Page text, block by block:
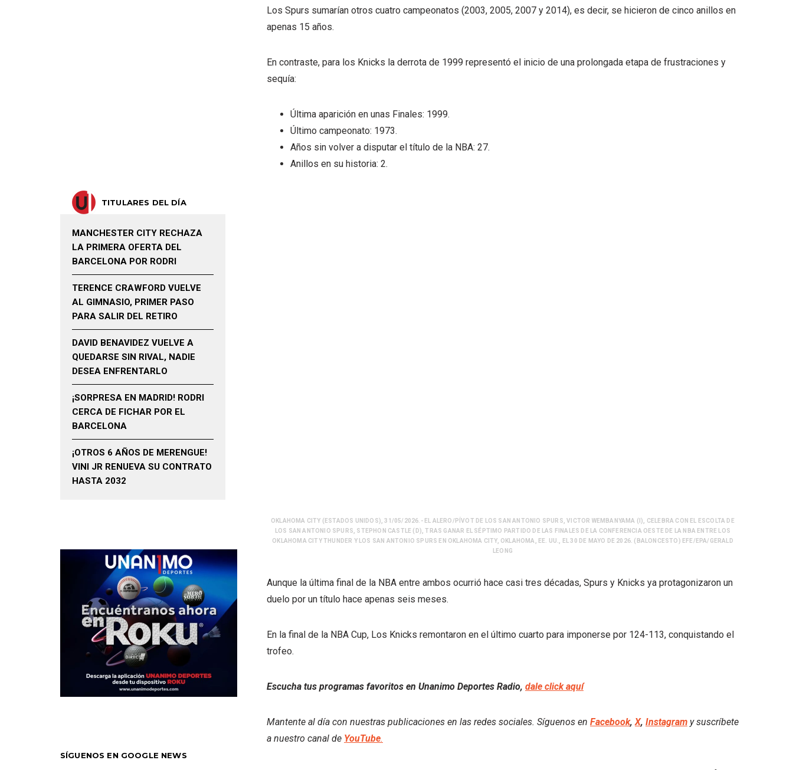
Los Spurs sumarían otros cuatro campeonatos (2003, 2005, 2007 y 2014), es decir, se hicieron de cinco anillos en
apenas 15 años.
En contraste, para los Knicks la derrota de 1999 representó el inicio de una prolongada etapa de frustraciones y
sequía:
Última aparición en unas Finales: 1999.
Último campeonato: 1973.
Años sin volver a disputar el título de la NBA: 27.
Anillos en su historia: 2.
OKLAHOMA CITY (ESTADOS UNIDOS), 31/05/2026.- EL ALERO/PÍVOT DE LOS SAN ANTONIO SPURS, VICTOR WEMBANYAMA (I), CELEBRA CON EL ESCOLTA DE
LOS SAN ANTONIO SPURS, STEPHON CASTLE (D), TRAS GANAR EL SÉPTIMO PARTIDO DE LAS FINALES DE LA CONFERENCIA OESTE DE LA NBA ENTRE LOS
OKLAHOMA CITY THUNDER Y LOS SAN ANTONIO SPURS EN OKLAHOMA CITY, OKLAHOMA, EE. UU., EL 30 DE MAYO DE 2026. (BALONCESTO) EFE/EPA/GERALD
LEONG
Aunque la última final de la NBA entre ambos ocurrió hace casi tres décadas, Spurs y Knicks ya protagonizaron un
duelo por un título hace apenas seis meses.
En la final de la NBA Cup, Los Knicks remontaron en el último cuarto para imponerse por 124-113, conquistando el
trofeo.
Escucha tus programas favoritos en Unanimo Deportes Radio, dale click aquí
Mantente al día con nuestras publicaciones en las redes sociales. Síguenos en Facebook,X, Instagram y suscríbete
a nuestro canal de YouTube.
TITULARES DEL DÍA
MANCHESTER CITY RECHAZA
LA PRIMERA OFERTA DEL
BARCELONA POR RODRI
TERENCE CRAWFORD VUELVE
AL GIMNASIO, PRIMER PASO
PARA SALIR DEL RETIRO
DAVID BENAVIDEZ VUELVE A
QUEDARSE SIN RIVAL, NADIE
DESEA ENFRENTARLO
¡SORPRESA EN MADRID! RODRI
CERCA DE FICHAR POR EL
BARCELONA
¡OTROS 6 AÑOS DE MERENGUE!
VINI JR RENUEVA SU CONTRATO
HASTA 2032
SÍGUENOS EN GOOGLE NEWS